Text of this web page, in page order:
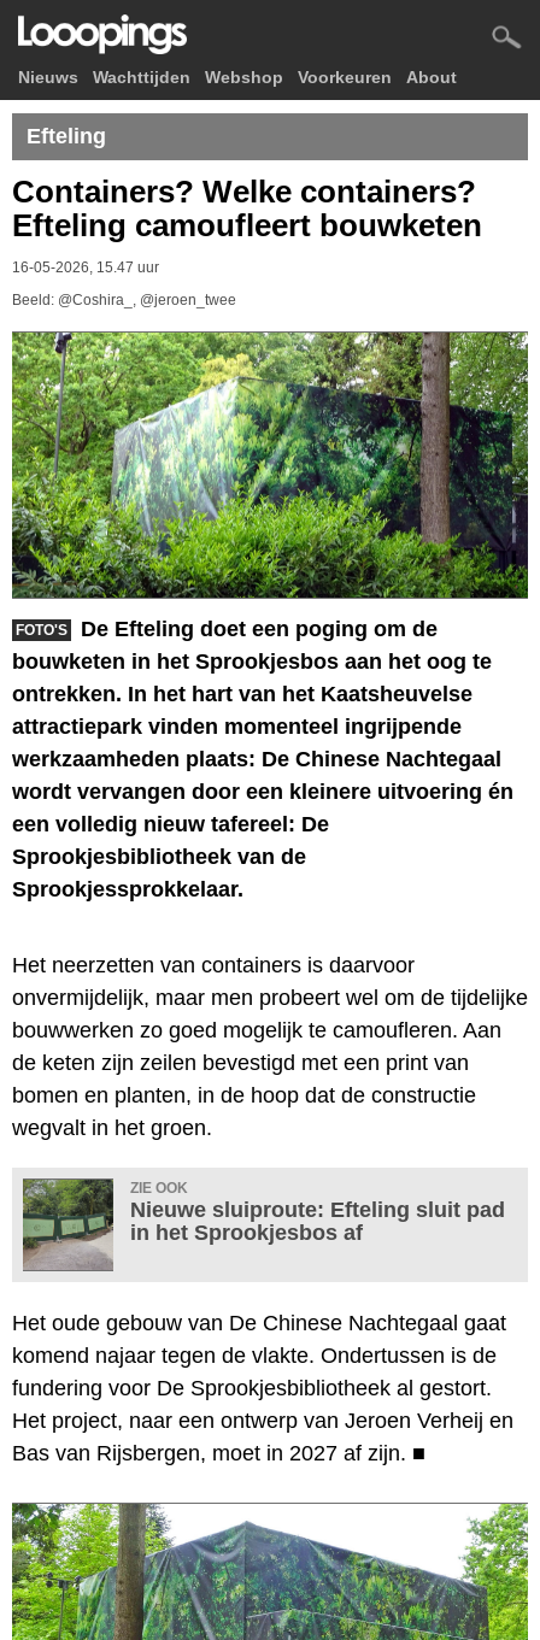
Nieuws Wachttijden Webshop Voorkeuren About
Efteling
Containers? Welke containers?
Efteling camoufleert bouwketen
16-05-2026, 15.47 uur
Beeld: @Coshira_, @jeroen_twee
FOTO'S
De Efteling doet een poging om de
bouwketen in het Sprookjesbos aan het oog te
ontrekken. In het hart van het Kaatsheuvelse
attractiepark vinden momenteel ingrijpende
werkzaamheden plaats: De Chinese Nachtegaal
wordt vervangen door een kleinere uitvoering én
een volledig nieuw tafereel: De
Sprookjesbibliotheek van de
Sprookjessprokkelaar.
Het neerzetten van containers is daarvoor
onvermijdelijk, maar men probeert wel om de tijdelijke
bouwwerken zo goed mogelijk te camoufleren. Aan
de keten zijn zeilen bevestigd met een print van
bomen en planten, in de hoop dat de constructie
wegvalt in het groen.
ZIE OOK
Nieuwe sluiproute: Efteling sluit pad
in het Sprookjesbos af
Het oude gebouw van De Chinese Nachtegaal gaat
komend najaar tegen de vlakte. Ondertussen is de
fundering voor De Sprookjesbibliotheek al gestort.
Het project, naar een ontwerp van Jeroen Verheij en
Bas van Rijsbergen, moet in 2027 af zijn. ■